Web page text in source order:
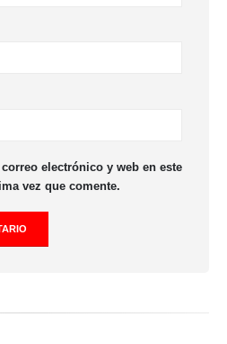
electrónico y web en este
vez que comente.